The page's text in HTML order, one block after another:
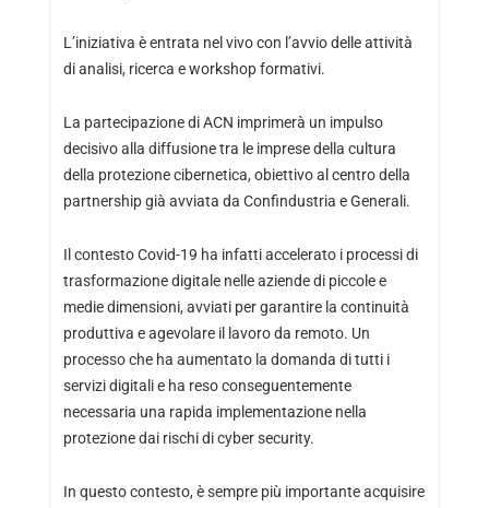
L’iniziativa è entrata nel vivo con l’avvio delle attività
di analisi, ricerca e workshop formativi.
La partecipazione di ACN imprimerà un impulso
decisivo alla diffusione tra le imprese della cultura
della protezione cibernetica, obiettivo al centro della
partnership già avviata da Confindustria e Generali.
Il contesto Covid-19 ha infatti accelerato i processi di
trasformazione digitale nelle aziende di piccole e
medie dimensioni, avviati per garantire la continuità
produttiva e agevolare il lavoro da remoto. Un
processo che ha aumentato la domanda di tutti i
servizi digitali e ha reso conseguentemente
necessaria una rapida implementazione nella
protezione dai rischi di cyber security.
In questo contesto, è sempre più importante acquisire